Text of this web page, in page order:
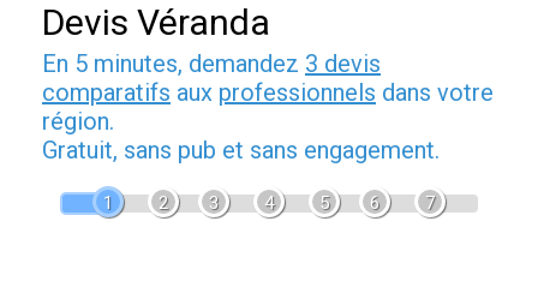
Devis Véranda
En 5 minutes, demandez 3 devis
comparatifs aux professionnels dans votre
région.
Gratuit, sans pub et sans engagement.
1 2 3 4 5 6 7